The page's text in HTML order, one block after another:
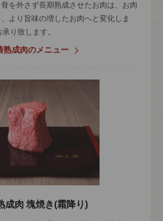
を外さず長期熟成させたお肉は、お肉
より旨味の増したお肉へと変化しま
り致します。
熟成肉のメニュー
成肉 塊焼き(霜降り)